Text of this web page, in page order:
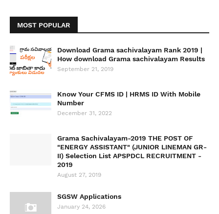
MOST POPULAR
Download Grama sachivalayam Rank 2019 |
How download Grama sachivalayam Results
September 21, 2019
Know Your CFMS ID | HRMS ID With Mobile
Number
December 31, 2022
Grama Sachivalayam-2019 THE POST OF
"ENERGY ASSISTANT" (JUNIOR LINEMAN GR-
II) Selection List APSPDCL RECRUITMENT -
2019
August 27, 2019
SGSW Applications
January 24, 2026